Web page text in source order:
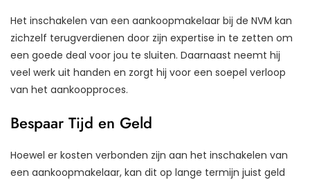
Het inschakelen van een aankoopmakelaar bij de NVM kan
zichzelf terugverdienen door zijn expertise in te zetten om
een goede deal voor jou te sluiten. Daarnaast neemt hij
veel werk uit handen en zorgt hij voor een soepel verloop
van het aankoopproces.
Bespaar Tijd en Geld
Hoewel er kosten verbonden zijn aan het inschakelen van
een aankoopmakelaar, kan dit op lange termijn juist geld